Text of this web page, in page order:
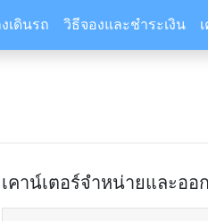
เดินรถ วิธีจองและชำระเงิน
เคาน์เตอร์จำหน่ายและออ